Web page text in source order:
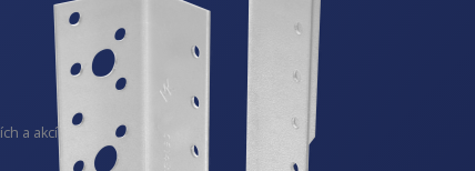
a akcích